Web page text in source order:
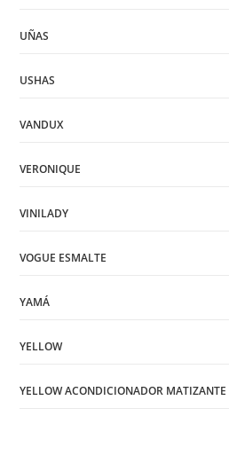
UÑAS
USHAS
VANDUX
VERONIQUE
VINILADY
VOGUE ESMALTE
YAMÁ
YELLOW
YELLOW ACONDICIONADOR